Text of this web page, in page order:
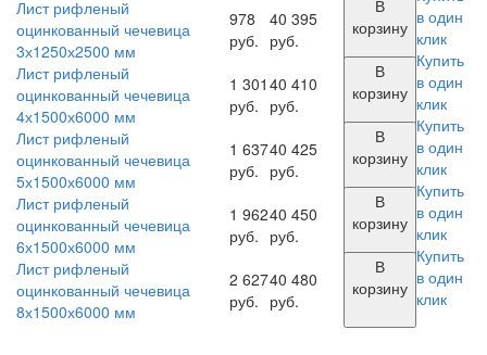
Лист рифленый
оцинкованный чечевица
3х1250х2500 мм
978
руб.
40 395
руб.
В
корзину в один
клик
Лист рифленый
оцинкованный чечевица
4х1500х6000 мм
1 301
руб.
40 410
руб.
В
корзину
Купить
в один
клик
Лист рифленый
оцинкованный чечевица
5х1500х6000 мм
1 637
руб.
40 425
руб.
В
корзину
Купить
в один
клик
Лист рифленый
оцинкованный чечевица
6х1500х6000 мм
1 962
руб.
40 450
руб.
В
корзину
Купить
в один
клик
Лист рифленый
оцинкованный чечевица
8х1500х6000 мм
2 627
руб.
40 480
руб.
В
корзину
Купить
в один
клик